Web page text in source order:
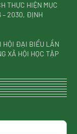
THỰC HIỆN MỤC
– 2030, ĐỊNH
HỘI ĐẠI BIỂU LẦN
XÃ HỘI HỌC TẬP